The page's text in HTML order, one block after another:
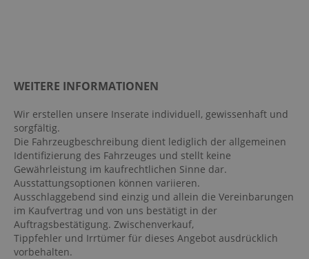
Trennwand mit Fenster
Zentralverriegelung
WEITERE INFORMATIONEN
Wir erstellen unsere Inserate individuell, gewissenhaft und
sorgfältig.
Die Fahrzeugbeschreibung dient lediglich der allgemeinen
Identifizierung des Fahrzeuges und stellt keine
Gewährleistung im kaufrechtlichen Sinne dar.
Ausstattungsoptionen können variieren.
Ausschlaggebend sind einzig und allein die Vereinbarungen
im Kaufvertrag und von uns bestätigt in der
Auftragsbestätigung. Zwischenverkauf,
Tippfehler und Irrtümer für dieses Angebot ausdrücklich
vorbehalten.